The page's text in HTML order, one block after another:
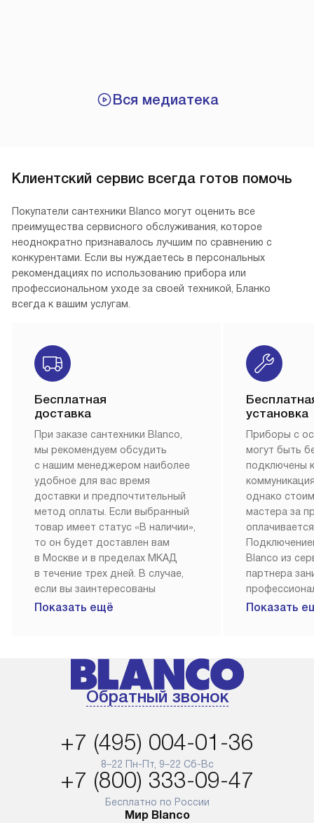
Вся медиатека
Клиентский сервис всегда готов помочь
Покупатели сантехники Blanco могут оценить все
преимущества сервисного обслуживания, которое
неоднократно признавалось лучшим по сравнению с
конкурентами. Если вы нуждаетесь в персональных
рекомендациях по использованию прибора или
профессиональном уходе за своей техникой, Бланко
всегда к вашим услугам.
Бесплатная
доставка
При заказе сантехники Blanco,
мы рекомендуем обсудить
с нашим менеджером наиболее
удобное для вас время
доставки и предпочтительный
метод оплаты. Если выбранный
товар имеет статус «В наличии»,
то он будет доставлен вам
в Москве и в пределах МКАД
в течение трех дней. В случае,
если вы заинтересованы
в товаре, который доступен
менеджером на сайте. Товары
с особым лейблом
доставляются бесплатно
аксессуаров не предусмотрена.
Для доставки в другие регионы
мы используем услуги
транспортной компании.
Уточняйте все условия доставки
Показать ещё
установка
Приборы с
могут быть
подключены
однако
мастера за
Blanco из
партнера
Наш сервис
возможные
Готовые
Показать
Обратный звонок
+7 (495) 004-01-36
8–22 Пн-Пт, 9–22 Сб-Вс
+7 (800) 333-09-47
Бесплатно по России
Мир Blanco